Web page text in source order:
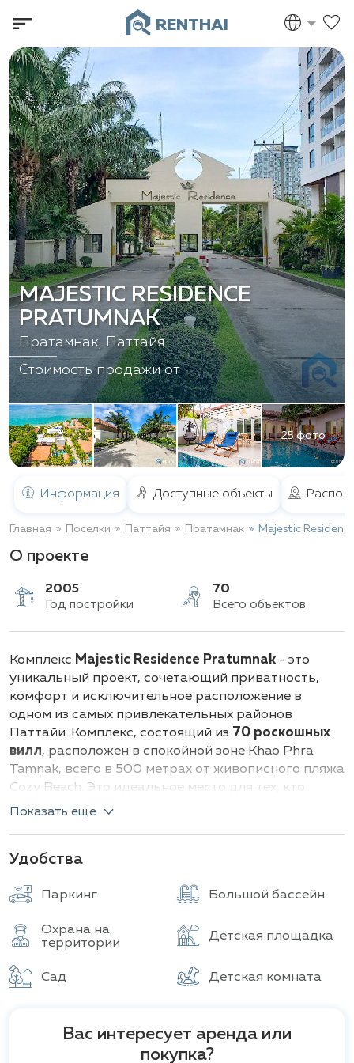
RENTHAI
25 фото
MAJESTIC RESIDENCE
PRATUMNAK
Пратамнак, Паттайя
Стоимость продажи от
Информация Доступные объекты
Главная Поселки Паттайя Пратамнак Majestic
О проекте
2005
Год постройки
70
Комплекс Majestic Residence Pratumnak - это
уникальный проект, сочетающий приватность,
комфорт и исключительное расположение в
одном из самых привлекательных районов
Паттайи. Комплекс, состоящий из 70 роскошных
вилл, расположен в спокойной зоне Khao Phra
Tamnak, всего в 500 метрах от живописного пляжа
Cozy Beach. Это идеальное место для тех, кто
ценит уединение, но не хочет отказываться от
Виллы в комплексе Маджестик Резиденс
максимальный комфорт и функциональность.
удобствами, включая частный бассейн, сад и
открытую зону отдыха. Европейская кухня станет
настоящей находкой для любителей кулинарного
искусства, а просторные интерьеры позволяют
Показать еще
Удобства
Паркинг Большой бассейн
Охрана на
территории
Детская площадка
Сад Детская комната
Вас интересует аренда или
покупка?